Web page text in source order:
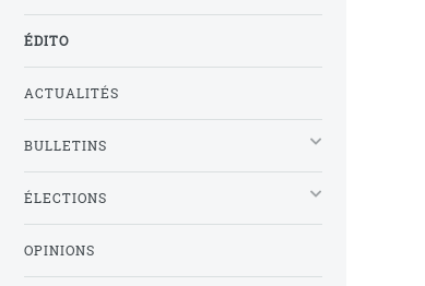
ÉDITO
ACTUALITÉS
BULLETINS
ÉLECTIONS
OPINIONS